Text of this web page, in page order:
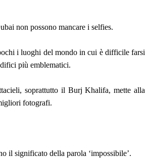
non possono mancare i selfies.
i luoghi del mondo in cui è difficile farsi
più emblematici.
soprattutto il Burj Khalifa, mette alla
fotografi.
il significato della parola ‘impossibile’.